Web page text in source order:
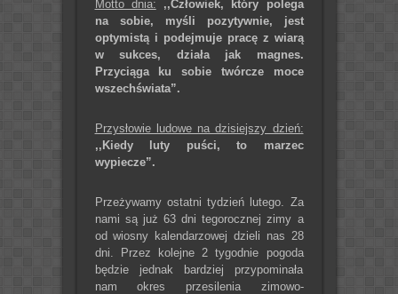
Motto dnia:
,,Człowiek, który polega
na sobie, myśli pozytywnie, jest
optymistą i podejmuje pracę z wiarą
w sukces, działa jak magnes.
Przyciąga ku sobie twórcze moce
wszechświata”.
Przysłowie ludowe na dzisiejszy dzień:
,,Kiedy luty puści, to marzec
wypiecze”.
Przeżywamy ostatni tydzień lutego. Za
nami są już 63 dni tegorocznej zimy a
od wiosny kalendarzowej dzieli nas 28
dni. Przez kolejne 2 tygodnie pogoda
będzie jednak bardziej przypominała
nam okres przesilenia zimowo-